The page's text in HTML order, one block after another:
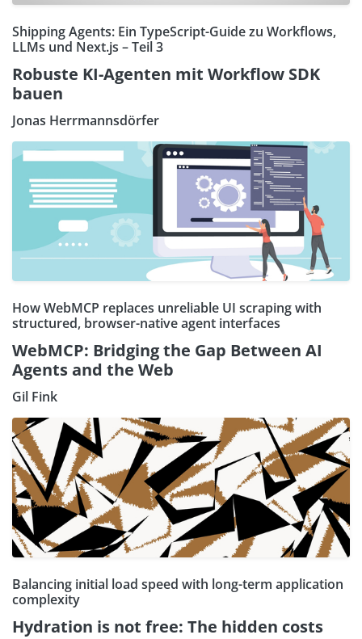
Shipping Agents: Ein TypeScript-Guide zu Workflows,
LLMs und Next.js – Teil 3
Robuste KI-Agenten mit Workflow SDK
bauen
Jonas Herrmannsdörfer
How WebMCP replaces unreliable UI scraping with
structured, browser-native agent interfaces
WebMCP: Bridging the Gap Between AI
Agents and the Web
Gil Fink
Balancing initial load speed with long-term application
complexity
Hydration is not free: The hidden costs